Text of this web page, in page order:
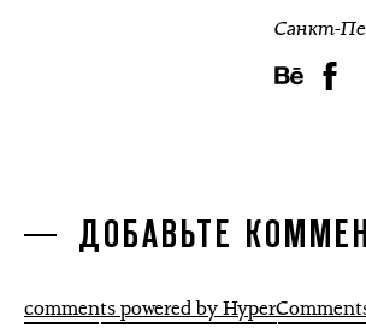
Санкт-
ДОБАВЬТЕ
comments powered by